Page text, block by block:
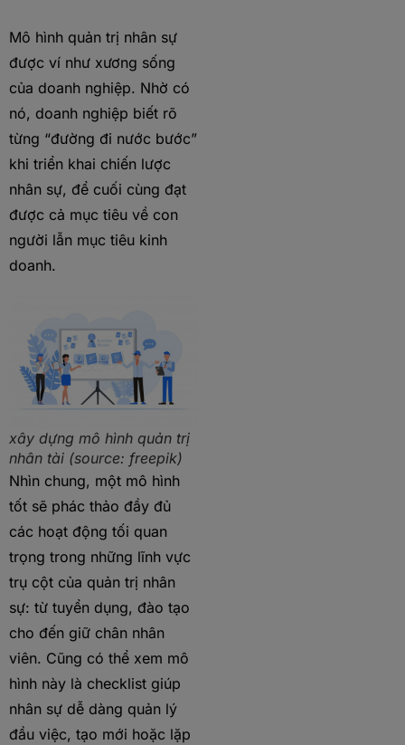
Mô hình quản trị nhân sự
được ví như xương sống
của doanh nghiệp. Nhờ có
nó, doanh nghiệp biết rõ
từng “đường đi nước bước”
khi triển khai chiến lược
nhân sự, để cuối cùng đạt
được cả mục tiêu về con
người lẫn mục tiêu kinh
doanh.
xây dựng mô hình quản trị
nhân tài (source: freepik)
Nhìn chung, một mô hình
tốt sẽ phác thảo đầy đủ
các hoạt động tối quan
trọng trong những lĩnh vực
trụ cột của quản trị nhân
sự: từ tuyển dụng, đào tạo
cho đến giữ chân nhân
viên. Cũng có thể xem mô
hình này là checklist giúp
nhân sự dễ dàng quản lý
đầu việc, tạo mới hoặc lặp